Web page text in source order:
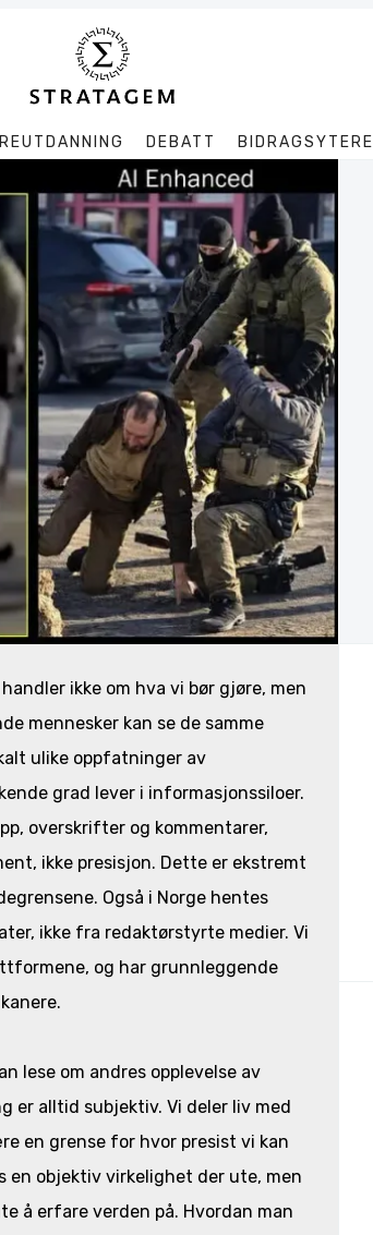
DEBATT BIDRAGSYTERE
Søk
Stratagem
ikke om hva vi bør gjøre, men
mennesker kan se de samme
ulike oppfatninger av
grad lever i informasjonssiloer.
overskrifter og kommentarer,
ikke presisjon. Dette er ekstremt
Også i Norge hentes
ikke fra redaktørstyrte medier. Vi
og har grunnleggende
lese om andres opplevelse av
alltid subjektiv. Vi deler liv med
en grense for hvor presist vi kan
en objektiv virkelighet der ute, men
å erfare verden på. Hvordan man